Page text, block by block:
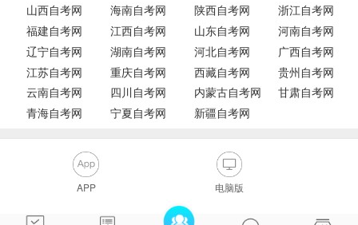
山西自考网
海南自考网 陕西自考网
浙江自考网
福建自考网
江西自考网 山东自考网
河南自考网
辽宁自考网
湖南自考网 河北自考网
广西自考网
江苏自考网
重庆自考网 西藏自考网
贵州自考网
云南自考网
四川自考网 内蒙古自考网
甘肃自考网
青海自考网
宁夏自考网 新疆自考网
APP 电脑版